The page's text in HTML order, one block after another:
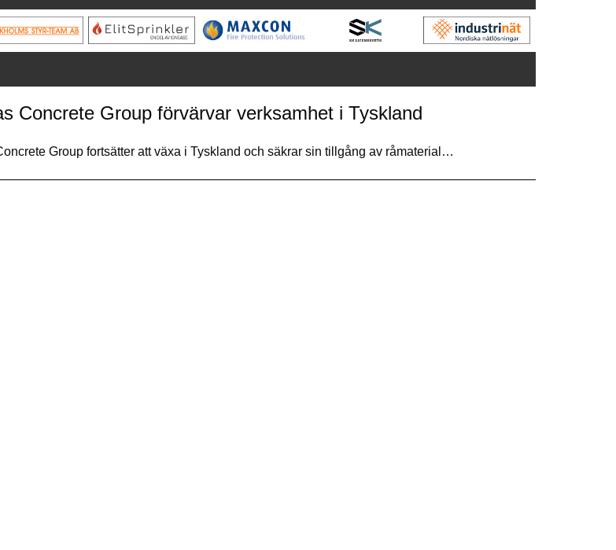
Concrete Group förvärvar verksamhet i Tyskland
Group fortsätter att växa i Tyskland och säkrar sin tillgång av råmaterial…